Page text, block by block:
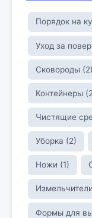
Порядок на
Уход за
Сковороды (2)
Контейнеры
Чистящие
Уборка (2)
Ножи (1)
Формы для